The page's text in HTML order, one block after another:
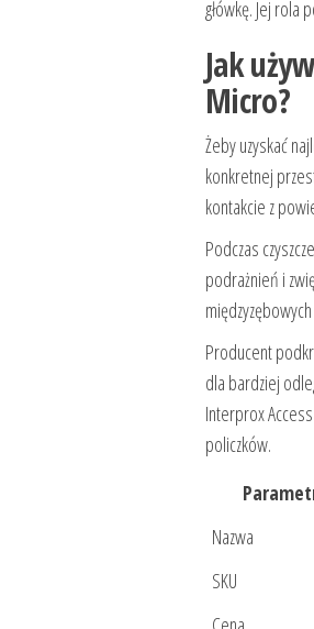
główkę. Jej rola
Jak
Micro?
Żeby uzyskać
konkretnej
kontakcie z
Podczas
podrażnień i
Producent
dla bardziej
Interprox
policzków.
Nazwa
SKU